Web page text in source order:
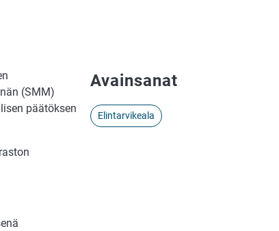
(SMM)
päätöksen
Avainsanat
Elintarvikeala